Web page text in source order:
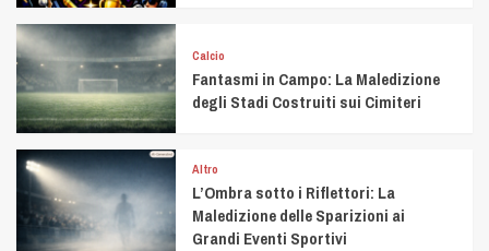
Calcio
Fantasmi in Campo: La Maledizione
degli Stadi Costruiti sui Cimiteri
Altro
L’Ombra sotto i Riflettori: La
Maledizione delle Sparizioni ai
Grandi Eventi Sportivi